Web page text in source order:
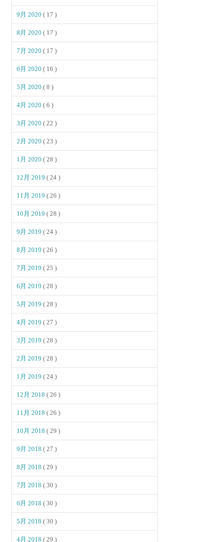
9月 2020( 17 )
8月 2020( 17 )
7月 2020( 17 )
6月 2020( 16 )
5月 2020( 8 )
4月 2020( 6 )
3月 2020( 22 )
2月 2020( 23 )
1月 2020( 28 )
12月 2019( 24 )
11月 2019( 26 )
10月 2019( 28 )
9月 2019( 24 )
8月 2019( 26 )
7月 2019( 25 )
6月 2019( 28 )
5月 2019( 28 )
4月 2019( 27 )
3月 2019( 28 )
2月 2019( 28 )
1月 2019( 24 )
12月 2018( 26 )
11月 2018( 26 )
10月 2018( 29 )
9月 2018( 27 )
8月 2018( 29 )
7月 2018( 30 )
6月 2018( 30 )
5月 2018( 30 )
4月 2018( 29 )